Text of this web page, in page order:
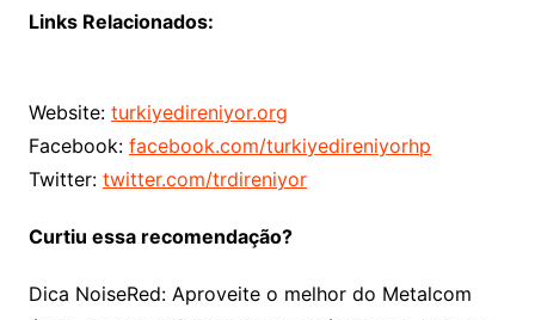
Links Relacionados:
Website: turkiyedireniyor.org
Facebook: facebook.com/turkiyedireniyorhp
Twitter: twitter.com/trdireniyor
Curtiu essa recomendação?
Dica NoiseRed: Aproveite o melhor do Metalcom